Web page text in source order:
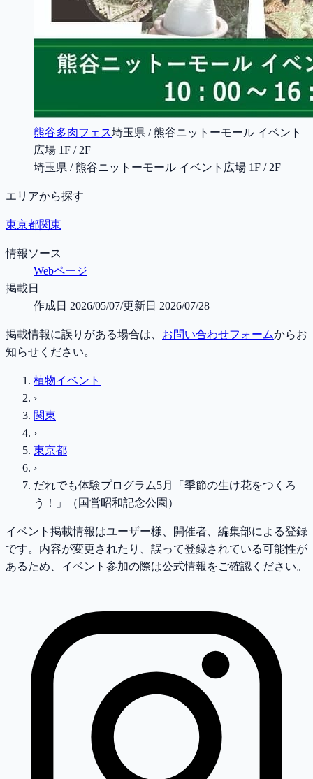
熊谷多肉フェス埼玉県 / 熊谷ニットーモール イベント
広場 1F / 2F
埼玉県 / 熊谷ニットーモール イベント広場 1F / 2F
エリアから探す
東京都関東
情報ソース
Webページ
掲載日
作成日 2026/05/07/更新日 2026/07/28
掲載情報に誤りがある場合は、 お問い合わせフォームからお
知らせください。
植物イベント
›
関東
›
東京都
›
だれでも体験プログラム5月「季節の生け花をつくろ
う！」（国営昭和記念公園）
イベント掲載情報はユーザー様、開催者、編集部による登録
です。内容が変更されたり、誤って登録されている可能性が
あるため、イベント参加の際は公式情報をご確認ください。